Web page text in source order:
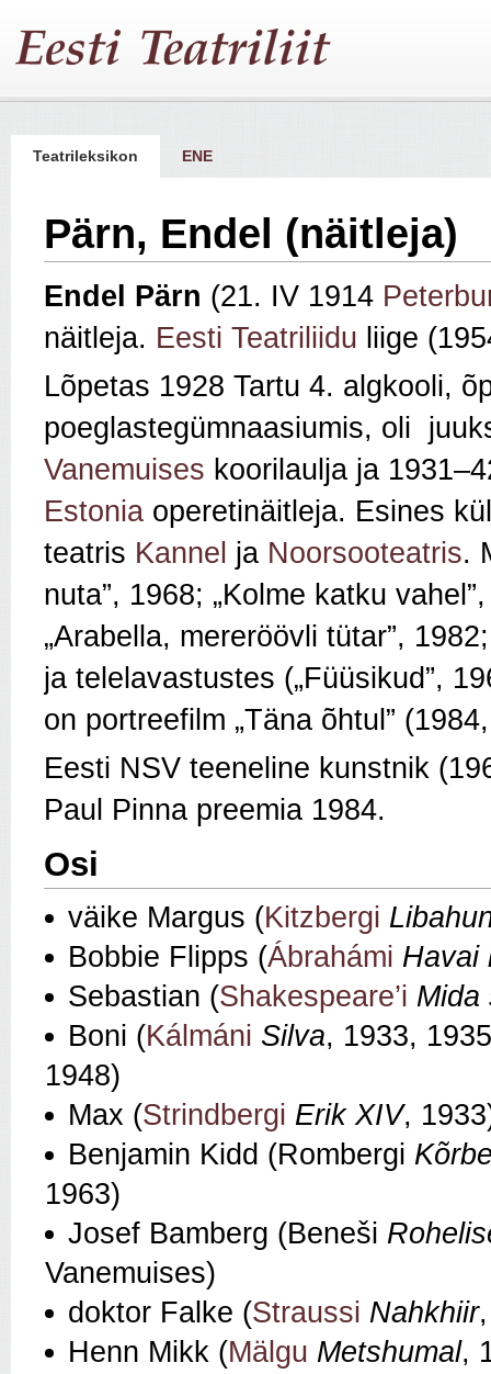
Teatrileksikon ENE
Pärn, Endel (näitleja)
Endel Pärn (21. IV 1914
näitleja. Eesti Teatriliidu liige
Lõpetas 1928 Tartu 4. algkooli,
poeglastegümnaasiumis, oli
Vanemuises koorilaulja ja
Estonia operetinäitleja. Esines
teatris Kannel ja Noorsooteatris.
nuta”, 1968; „Kolme katku
„Arabella, mereröövli tütar”,
ja telelavastustes („Füüsikud”,
on portreefilm „Täna õhtul”
Eesti NSV teeneline kunstnik
Paul Pinna preemia 1984.
Osi
väike Margus (Kitzbergi
Bobbie Flipps (Ábrahámi Havai
Sebastian (Shakespeare’i Mida
Boni (Kálmáni Silva, 1933,
1948)
Max (Strindbergi Erik XIV,
Benjamin Kidd (Rombergi
1963)
Josef Bamberg (Beneši
Vanemuises)
doktor Falke (Straussi Nahkhiir
Henn Mikk (Mälgu Metshumal,